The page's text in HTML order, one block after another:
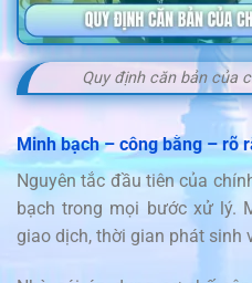
Quy định căn bản của
Minh bạch – công bằng – rõ
Nguyên tắc đầu tiên của
bạch trong mọi bước xử lý.
giao dịch, thời gian phát sinh